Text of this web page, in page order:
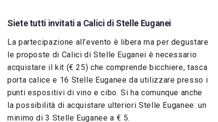
Siete tutti invitati a Calici di Stelle Euganei
La partecipazione all’evento è libera ma per degustare
le proposte di Calici di Stelle Euganei è necessario
acquistare il kit (€ 25) che comprende bicchiere, tasca
porta calice e 16 Stelle Euganee da utilizzare presso i
punti espositivi di vino e cibo. Si ha comunque anche
la possibilità di acquistare ulteriori Stelle Euganee: un
minimo di 3 Stelle Euganee a € 5.